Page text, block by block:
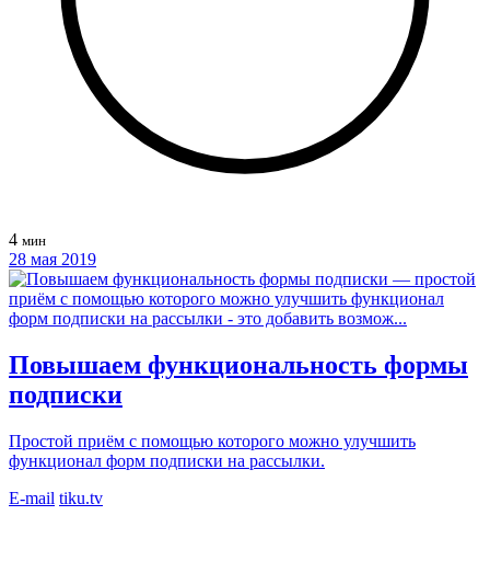
4 мин
28 мая 2019
Повышаем функциональность формы
подписки
Простой приём с помощью которого можно улучшить
функционал форм подписки на рассылки.
E-mail tiku.tv